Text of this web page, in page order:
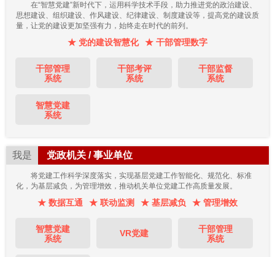
在“智慧党建”新时代下，运用科学技术手段，助力推进党的政治建设、
思想建设、组织建设、作风建设、纪律建设、制度建设等，提高党的建设质
量，让党的建设更加坚强有力，始终走在时代的前列。
★ 党的建设智慧化 ★ 干部管理数字
干部管理
系统
干部考评
系统
干部监督
系统
智慧党建
系统
我是 党政机关 / 事业单位
将党建工作科学深度落实，实现基层党建工作智能化、规范化、标准
化，为基层减负，为管理增效，推动机关单位党建工作高质量发展。
★ 数据互通 ★ 联动监测 ★ 基层减负 ★ 管理增效
智慧党建
系统
VR党建
干部管理
系统